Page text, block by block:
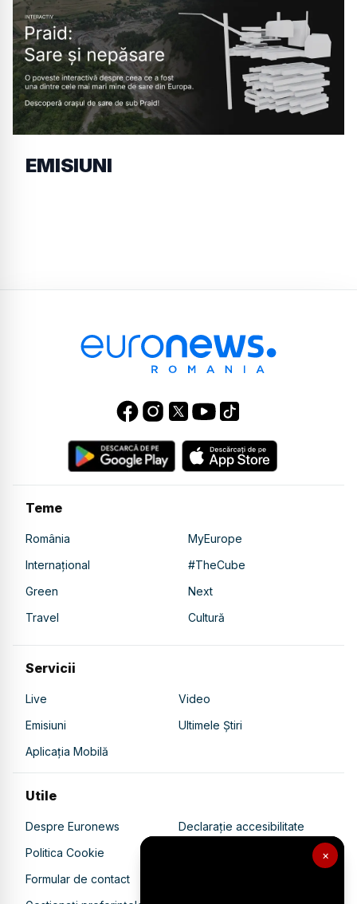
×
EMISIUNI
Teme
România
MyEurope
Internațional
#TheCube
Green
Next
Travel
Cultură
Servicii
Live
Video
Emisiuni
Ultimele Știri
Aplicația Mobilă
Utile
Despre Euronews
Declarație accesibilitate
Politica Cookie
Politica de confidențialitate
Formular de contact